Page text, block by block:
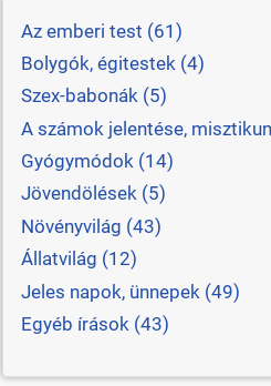
Az emberi test (61)
Bolygók, égitestek (4)
Szex-babonák (5)
A számok jelentése,
Gyógymódok (14)
Jövendölések (5)
Növényvilág (43)
Állatvilág (12)
Jeles napok, ünnepek (49)
Egyéb írások (43)